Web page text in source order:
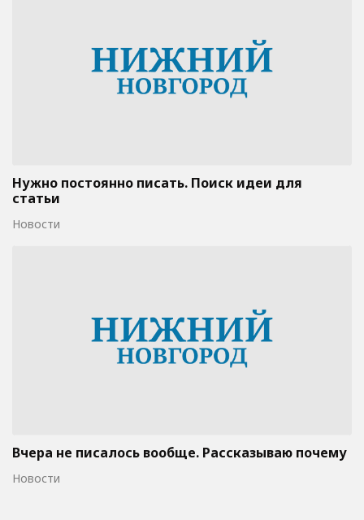
Нужно постоянно писать. Поиск идеи для
статьи
Новости
Вчера не писалось вообще. Рассказываю почему
Новости